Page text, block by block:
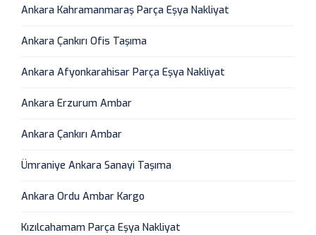
Ankara Kahramanmaraş Parça Eşya Nakliyat
Ankara Çankırı Ofis Taşıma
Ankara Afyonkarahisar Parça Eşya Nakliyat
Ankara Erzurum Ambar
Ankara Çankırı Ambar
Ümraniye Ankara Sanayi Taşıma
Ankara Ordu Ambar Kargo
Kızılcahamam Parça Eşya Nakliyat